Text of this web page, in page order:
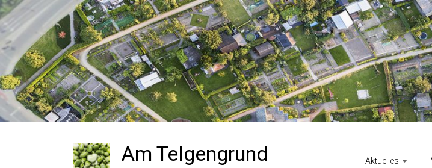
Zum
Inhalt
springen
Am Telgengrund Aktuelles